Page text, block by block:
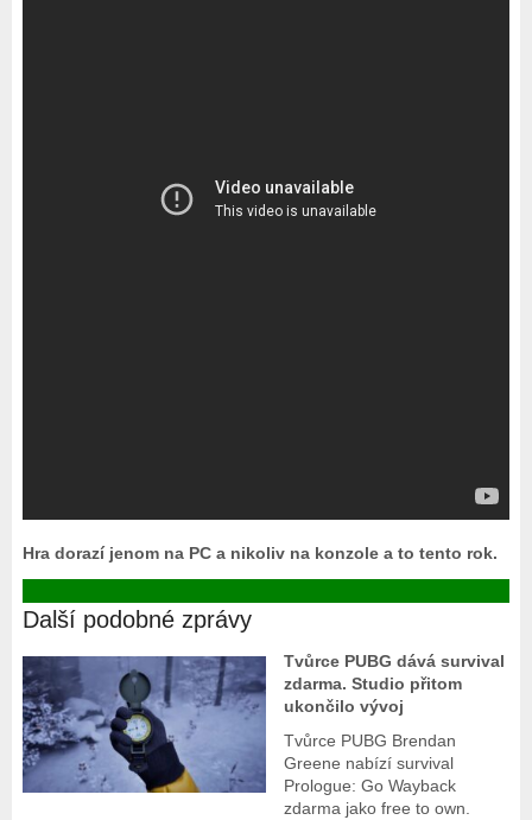
Hra dorazí jenom na PC a nikoliv na konzole a to tento rok.
Další podobné zprávy
Tvůrce PUBG dává survival
zdarma. Studio přitom
ukončilo vývoj
Tvůrce PUBG Brendan
Greene nabízí survival
Prologue: Go Wayback
zdarma jako free to own.